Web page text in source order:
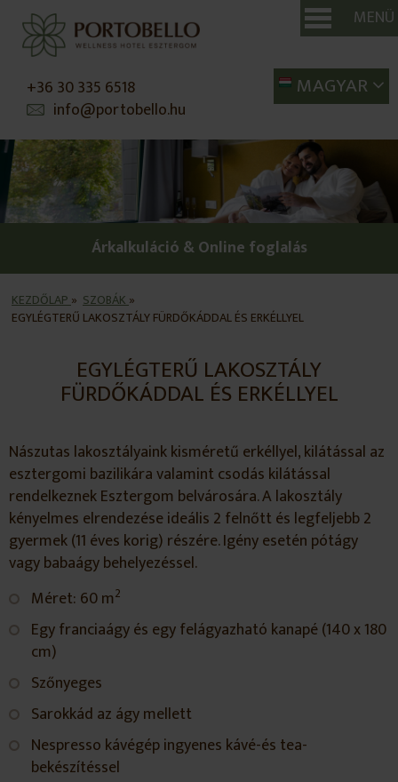
MENÜ
MAGYAR
+36 30 335 6518
info@portobello.hu
Árkalkuláció & Online foglalás
KEZDŐLAP» SZOBÁK»
EGYLÉGTERŰ LAKOSZTÁLY FÜRDŐKÁDDAL ÉS ERKÉLLYEL
EGYLÉGTERŰ LAKOSZTÁLY
FÜRDŐKÁDDAL ÉS ERKÉLLYEL
Nászutas lakosztályaink kisméretű erkéllyel, kilátással az
esztergomi bazilikára valamint csodás kilátással
rendelkeznek Esztergom belvárosára. A lakosztály
kényelmes elrendezése ideális 2 felnőtt és legfeljebb 2
gyermek (11 éves korig) részére. Igény esetén pótágy
vagy babaágy behelyezéssel.
Méret: 60 m2
Egy franciaágy és egy felágyazható kanapé (140 x 180
cm)
Szőnyeges
Sarokkád az ágy mellett
Nespresso kávégép ingyenes kávé-és tea-
bekészítéssel